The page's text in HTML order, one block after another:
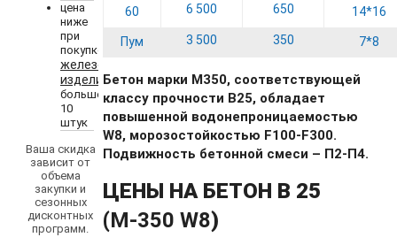
цена
ниже
при
покупке
железобетонных
изделий
больше
10
штук
Ваша скидка
зависит от
объема
закупки и
сезонных
дисконтных
программ.
60 6 500 650 14*16
Пум 3 500 350 7*8
Бетон марки М350, соответствующей
классу прочности B25, обладает
повышенной водонепроницаемостью
W8, морозостойкостью F100-F300.
Подвижность бетонной смеси – П2-П4.
ЦЕНЫ НА БЕТОН В 25
(М-350 W8)